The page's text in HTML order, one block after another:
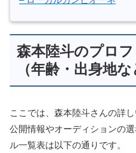
森本陸斗のプロ
（年齢・出身地な
ここでは、森本陸斗さんの詳
公開情報やオーディションの
ル一覧表は以下の通りです。